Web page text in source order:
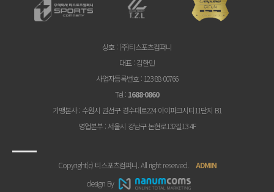
상호: (주)티스포츠컴퍼니
대표: 김한민
사업자등록번호: 123-88-00766
Tel: 1688-0860
가맹본사: 수원시 권선구 경수대로224 아이파크시티11단지 B1
영업본부: 서울시 강남구 논현로132길13 4F
Copyright(c) 티스포츠컴퍼니. All right reserved. ADMIN
design By